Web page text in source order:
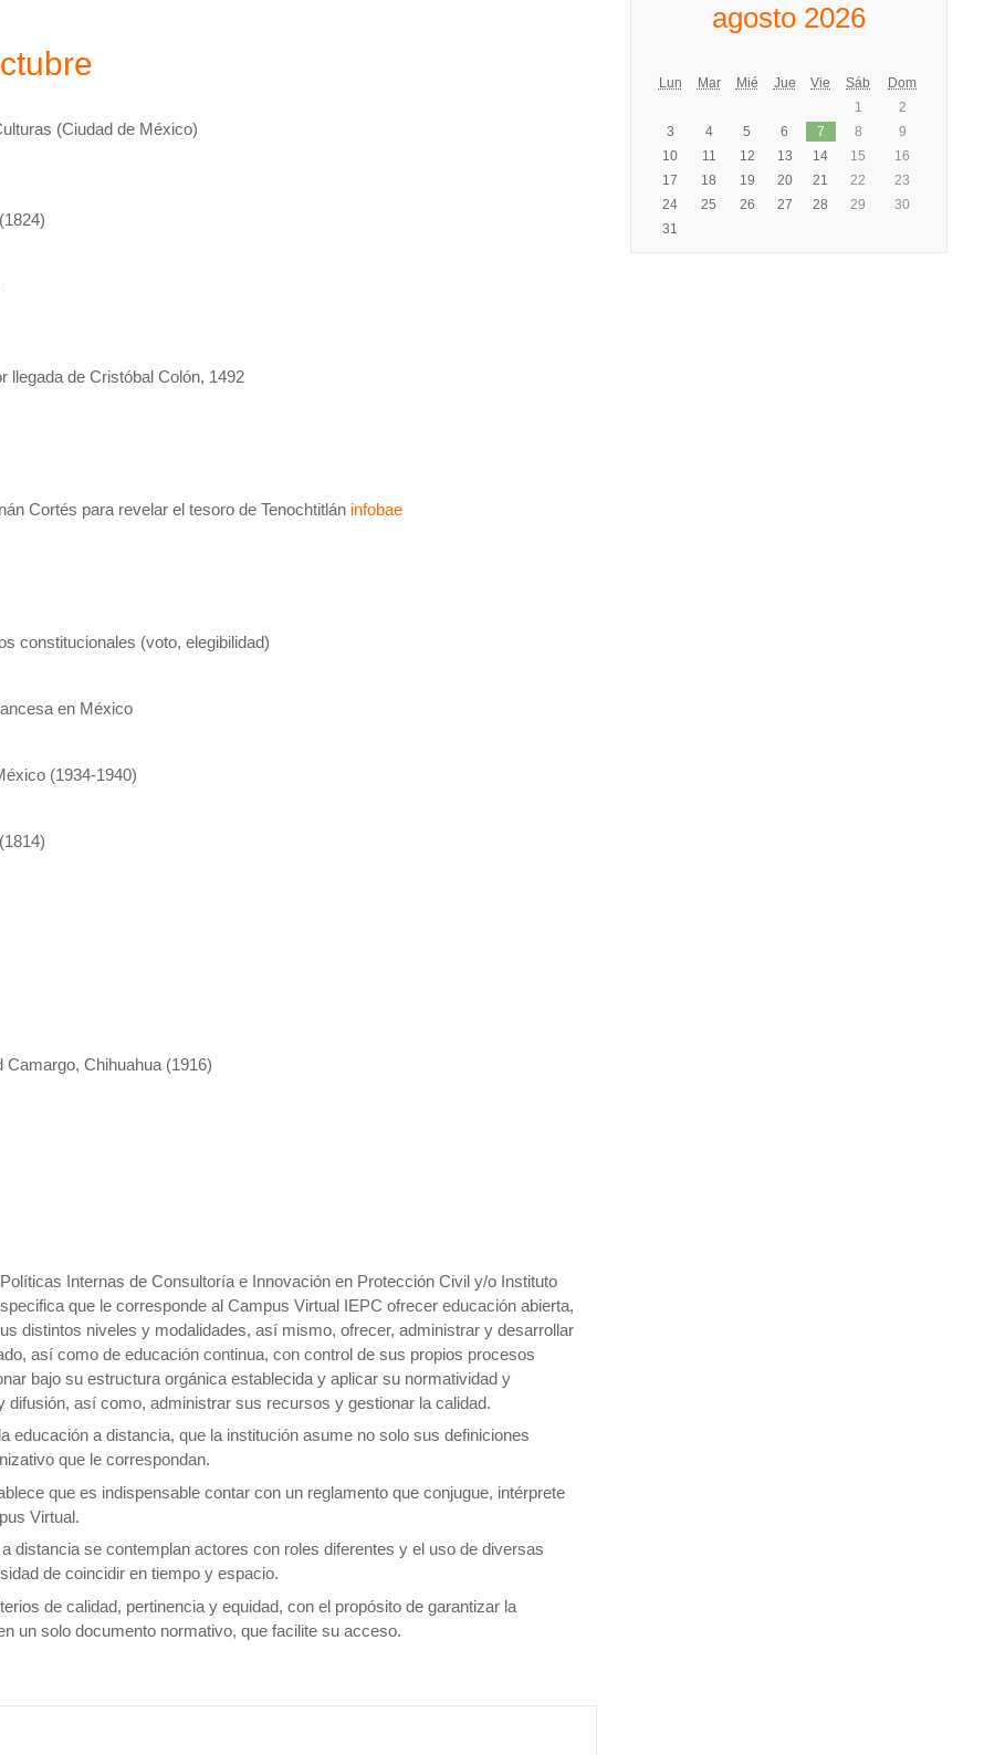
(Ciudad de México)
llegada de Cristóbal Colón, 1492
Cortés para revelar el tesoro de Tenochtitlán infobae
constitucionales (voto, elegibilidad)
en México
(1934-1940)
Camargo, Chihuahua (1916)
Internas de Consultoría e Innovación en Protección Civil y/o Instituto
que le corresponde al Campus Virtual IEPC ofrecer educación abierta,
distintos niveles y modalidades, así mismo, ofrecer, administrar y desarrollar
así como de educación continua, con control de sus propios procesos
bajo su estructura orgánica establecida y aplicar su normatividad y
así como, administrar sus recursos y gestionar la calidad.
educación a distancia, que la institución asume no solo sus definiciones
que le correspondan.
que es indispensable contar con un reglamento que conjugue, intérprete
Virtual.
distancia se contemplan actores con roles diferentes y el uso de diversas
de coincidir en tiempo y espacio.
de calidad, pertinencia y equidad, con el propósito de garantizar la
un solo documento normativo, que facilite su acceso.
agosto 2026
Lun Mar Mié Jue Vie Sáb
Dom
1
2
3
4 5 6 7 8
9
10
11 12 13 14 15
16
17
18 19 20 21 22
23
24
25 26 27 28 29
30
31